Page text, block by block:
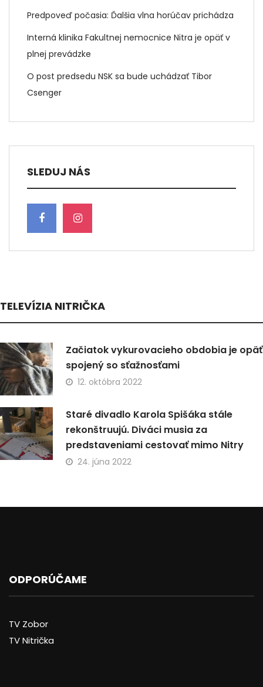
Predpoveď počasia: Ďalšia vlna horúčav prichádza
Interná klinika Fakultnej nemocnice Nitra je opäť v
plnej prevádzke
O post predsedu NSK sa bude uchádzať Tibor
Csenger
SLEDUJ NÁS
TELEVÍZIA NITRIČKA
Začiatok vykurovacieho obdobia je opäť
spojený so sťažnosťami
12. októbra 2022
Staré divadlo Karola Spišáka stále
rekonštruujú. Diváci musia za
predstaveniami cestovať mimo Nitry
24. júna 2022
ODPORÚČAME
TV Zobor
TV Nitrička